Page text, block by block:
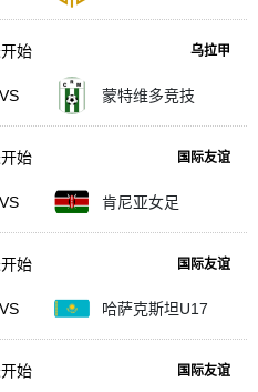
乌拉甲
VS 蒙特维多竞技
始
国际友谊
VS 肯尼亚女足
始
国际友谊
VS 哈萨克斯坦U17
始
国际友谊
始